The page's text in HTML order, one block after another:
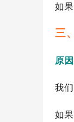
如
三
原因
我
如